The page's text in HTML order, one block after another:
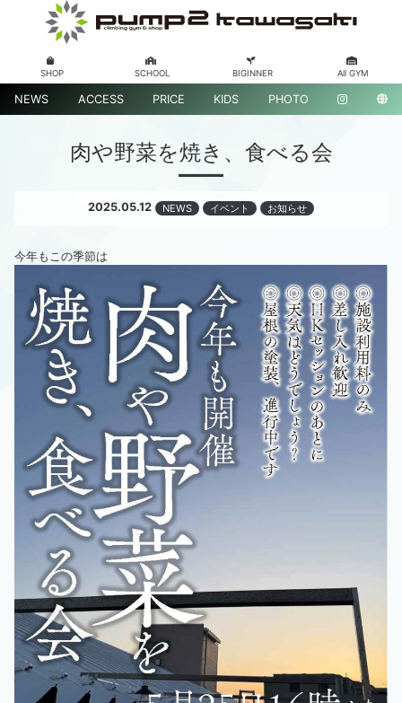
SHOP SCHOOL BIGINNER All GYM
NEWS ACCESS PRICE KIDS PHOTO
肉や野菜を焼き、食べる会
2025.05.12 NEWS イベント お知らせ
今年もこの季節は